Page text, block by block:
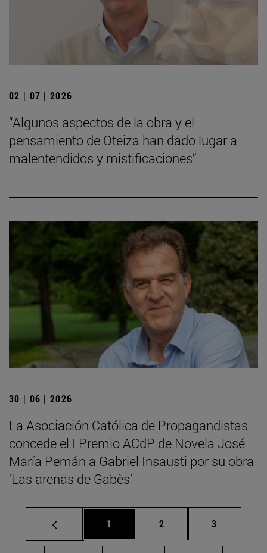
02 | 07 | 2026
“Algunos aspectos de la obra y el
pensamiento de Oteiza han dado lugar a
malentendidos y mistificaciones”
30 | 06 | 2026
La Asociación Católica de Propagandistas
concede el I Premio ACdP de Novela José
María Pemán a Gabriel Insausti por su obra
‘Las arenas de Gabès’
Página
1 Página
2 Página
3